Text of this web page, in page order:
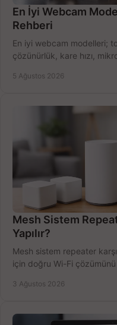
En İyi Webcam
Rehberi
En iyi webcam modelleri;
çözünürlük, kare hızı,
5 Ağustos 2026
Mesh Sistem
Yapılır?
Mesh sistem repeater
için doğru Wi-Fi
3 Ağustos 2026